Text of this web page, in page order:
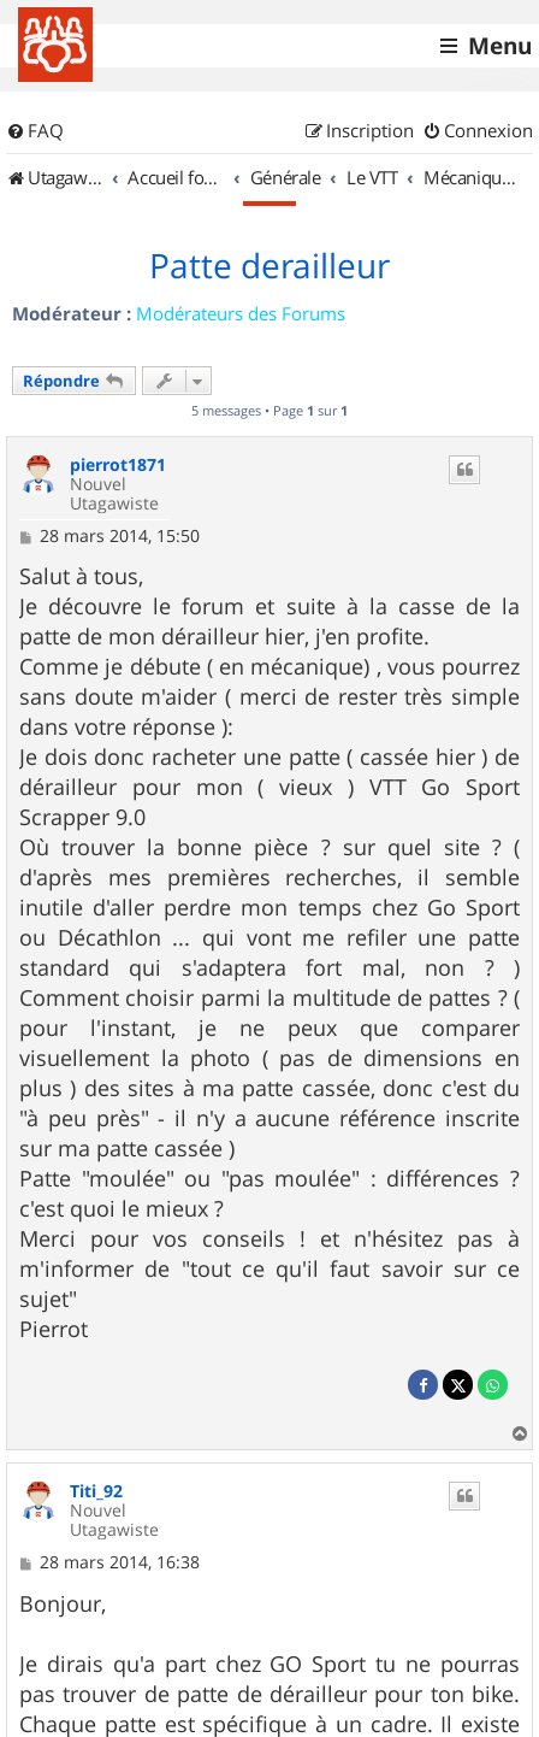
Menu
FAQ Connexion
Inscription
UtagawaVTT (Randos VTT et VTTAE avec traces GPS)
Accueil forum Générale Le VTT Mécanique et Entretiens
Patte derailleur
Modérateur : Modérateurs des Forums
Répondre
5 messages • Page 1 sur 1
pierrot1871
Nouvel
Utagawiste
M
s
s
a
g
e
28 mars 2014, 15:50
Salut à tous,
Je découvre le forum et suite à la casse de la
patte de mon dérailleur hier, j'en profite.
Comme je débute ( en mécanique) , vous pourrez
sans doute m'aider ( merci de rester très simple
dans votre réponse ):
Je dois donc racheter une patte ( cassée hier ) de
dérailleur pour mon ( vieux ) VTT Go Sport
Scrapper 9.0
Où trouver la bonne pièce ? sur quel site ? (
d'après mes premières recherches, il semble
inutile d'aller perdre mon temps chez Go Sport
ou Décathlon ... qui vont me refiler une patte
standard qui s'adaptera fort mal, non ? )
Comment choisir parmi la multitude de pattes ? (
pour l'instant, je ne peux que comparer
visuellement la photo ( pas de dimensions en
plus ) des sites à ma patte cassée, donc c'est du
"à peu près" - il n'y a aucune référence inscrite
sur ma patte cassée )
Patte "moulée" ou "pas moulée" : différences ?
c'est quoi le mieux ?
Merci pour vos conseils ! et n'hésitez pas à
m'informer de "tout ce qu'il faut savoir sur ce
sujet"
Pierrot
a
Titi_92
Nouvel
Utagawiste
M
s
s
g
e
28 mars 2014, 16:38
Bonjour,
Je dirais qu'a part chez GO Sport tu ne pourras
pas trouver de patte de dérailleur pour ton bike.
Chaque patte est spécifique à un cadre. Il existe